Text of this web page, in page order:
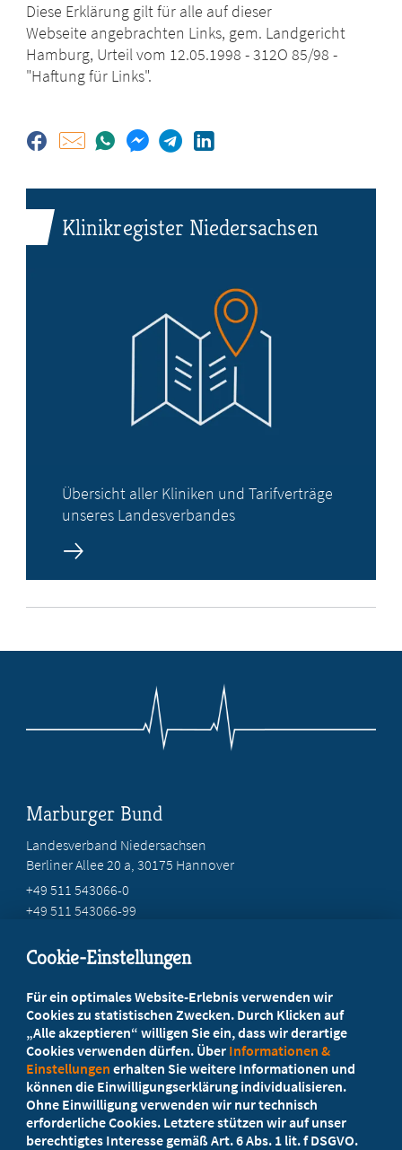
Diese Erklärung gilt für alle auf dieser
Webseite angebrachten Links, gem. Landgericht
Hamburg, Urteil vom 12.05.1998 - 312O 85/98 -
"Haftung für Links".
Klinikregister Niedersachsen
Übersicht aller Kliniken und Tarifverträge
unseres Landesverbandes
Marburger Bund
Landesverband Niedersachsen
Berliner Allee 20 a, 30175 Hannover
+49 511 543066-0
+49 511 543066-99
Ihr Landesverband berät Sie!
Ansprechpartner
Werden Sie jetzt Mitglied
Cookie-Einstellungen
Für ein optimales Website-Erlebnis verwenden wir
Cookies zu statistischen Zwecken. Durch Klicken auf
„Alle akzeptieren“ willigen Sie ein, dass wir derartige
Cookies verwenden dürfen. Über Informationen &
Einstellungen erhalten Sie weitere Informationen und
können die Einwilligungserklärung individualisieren.
Ohne Einwilligung verwenden wir nur technisch
erforderliche Cookies. Letztere stützen wir auf unser
berechtigtes Interesse gemäß Art. 6 Abs. 1 lit. f DSGVO.